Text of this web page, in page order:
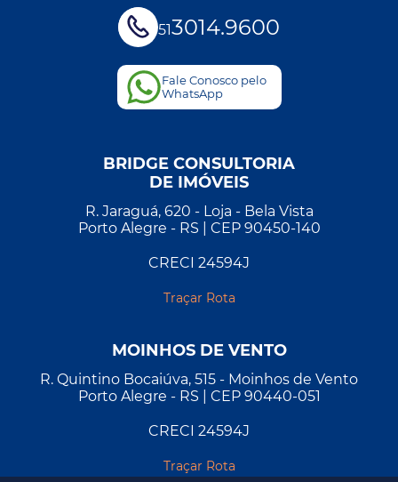
513014.9600
Fale Conosco pelo
WhatsApp
BRIDGE CONSULTORIA
DE IMÓVEIS
R. Jaraguá, 620 - Loja - Bela Vista
Porto Alegre - RS | CEP 90450-140
CRECI 24594J
Traçar Rota
MOINHOS DE VENTO
R. Quintino Bocaiúva, 515 - Moinhos de Vento
Porto Alegre - RS | CEP 90440-051
CRECI 24594J
Traçar Rota